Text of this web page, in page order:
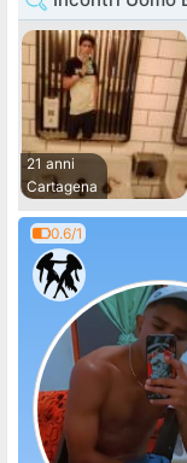
21 anni
Cartagena
0.6/1